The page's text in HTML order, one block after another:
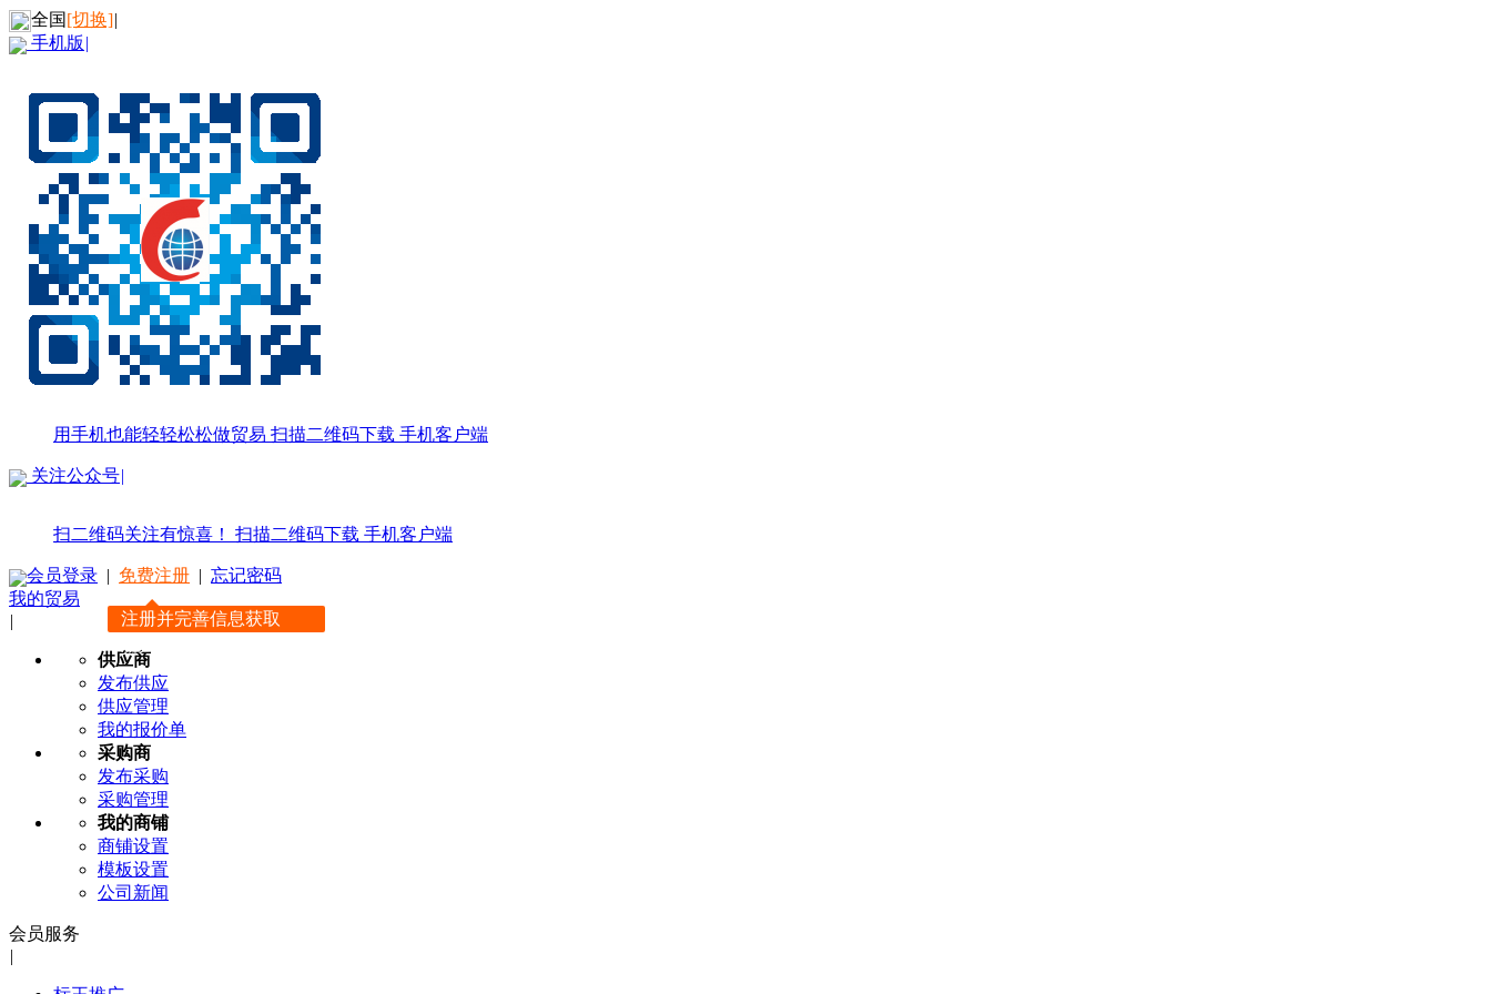
全国[切换]|
手机版 |
用手机也能轻轻松松做贸易 扫描二维码下载 手机客户端
关注公众号|
扫二维码关注有惊喜！ 扫描二维码下载 手机客户端
会员登录 | 免费注册
注册并完善信息获取
新人礼包
| 忘记密码
我的贸易
|
供应商
发布供应
供应管理
我的报价单
采购商
发布采购
采购管理
我的商铺
商铺设置
模板设置
公司新闻
会员服务
|